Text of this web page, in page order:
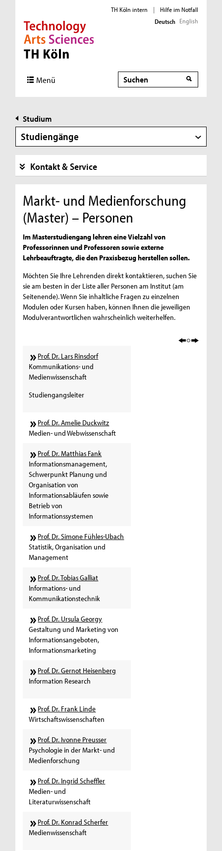
Direkt zur Hauptnavigation
Direkt zur Subnavigation
Direkt zum Inhalt
Direkt zum Fußbereich
TH Köln intern |
Hilfe im Notfall
Deutsch English
Menü Suche
Studium
Studiengänge
Kontakt & Service
Markt- und Medienforschung
(Master) – Personen
Im Masterstudiengang lehren eine Vielzahl von
Professorinnen und Professoren sowie externe
Lehrbeauftragte, die den Praxisbezug herstellen sollen.
Möchten Sie Ihre Lehrenden direkt kontaktieren, suchen Sie
sie am besten in der Liste aller Personen am Institut (am
Seitenende). Wenn Sie inhaltliche Fragen zu einzelnen
Modulen oder Kursen haben, können Ihnen die jeweiligen
Modulverantwortlichen wahrscheinlich weiterhelfen.
Prof. Dr. Lars Rinsdorf
Kommunikations- und
Medienwissenschaft
Studiengangsleiter
Prof. Dr. Amelie Duckwitz
Medien- und Webwissenschaft
Prof. Dr. Matthias Fank
Informationsmanagement,
Schwerpunkt Planung und
Organisation von
Informationsabläufen sowie
Betrieb von
Informationssystemen
Prof. Dr. Simone Fühles-Ubach
Statistik, Organisation und
Management
Prof. Dr. Tobias Galliat
Informations- und
Kommunikationstechnik
Prof. Dr. Ursula Georgy
Gestaltung und Marketing von
Informationsangeboten,
Informationsmarketing
Prof. Dr. Gernot Heisenberg
Information Research
Prof. Dr. Frank Linde
Wirtschaftswissenschaften
Prof. Dr. Ivonne Preusser
Psychologie in der Markt- und
Medienforschung
Prof. Dr. Ingrid Scheffler
Medien- und
Literaturwissenschaft
Prof. Dr. Konrad Scherfer
Medienwissenschaft